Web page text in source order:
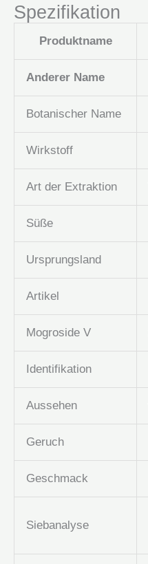
Spezifikation
Produktname
Anderer Name
Botanischer Name
Wirkstoff
Art der Extraktion
Süße
Ursprungsland
Artikel
Mogroside V
Identifikation
Aussehen
Geruch
Geschmack
Siebanalyse